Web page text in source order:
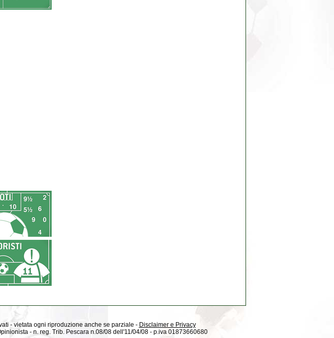
- vietata ogni riproduzione anche se parziale - Disclaimer e Privacy
- n. reg. Trib. Pescara n.08/08 dell'11/04/08 - p.iva 01873660680